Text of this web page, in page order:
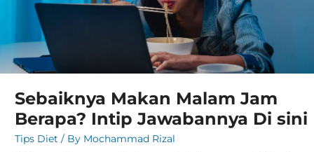
Sebaiknya Makan Malam Jam
Berapa? Intip Jawabannya Di sini
Tips Diet / By Mochammad Rizal